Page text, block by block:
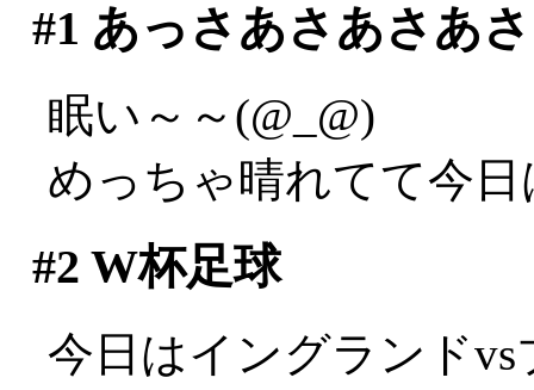
#1 あっさあさあさあ
眠い～～(@_@)
めっちゃ晴れてて今
#2 W杯足球
今日はイングランド